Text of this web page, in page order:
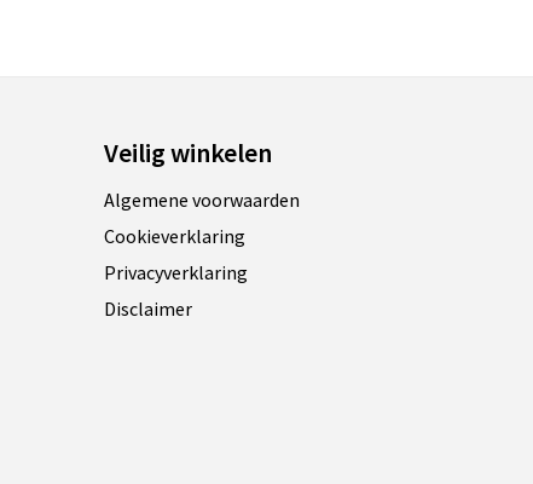
Veilig winkelen
Algemene voorwaarden
Cookieverklaring
Privacyverklaring
Disclaimer